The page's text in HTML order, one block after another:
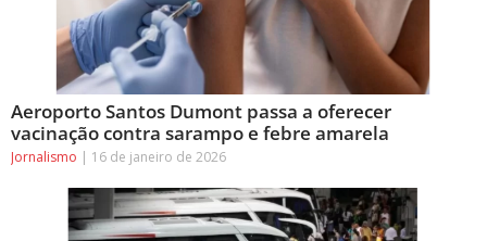
Aeroporto Santos Dumont passa a oferecer
vacinação contra sarampo e febre amarela
Jornalismo 16 de janeiro de 2026